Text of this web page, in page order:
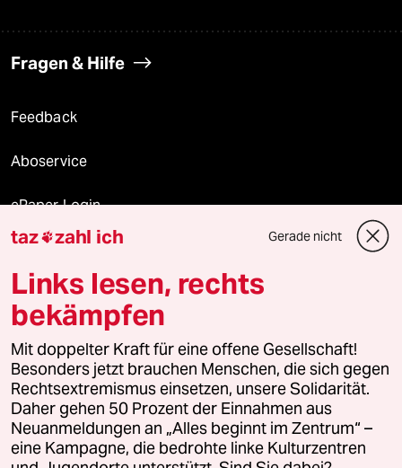
Fragen & Hilfe
Feedback
Aboservice
ePaper Login
Downloads für Abonnierende
© 2026 taz Verlags und Vertriebs GmbH
Alle Rechte vorbehalten. Bei rechtlichen Fragen oder für Genehmigungen
wenden Sie sich bitte an
lizenzen@taz.de
Feedback Redaktionsstatut Kommune-Richtlinien
Leitlinie Informant Datenschutz Impressum AGB
taz zahl ich Gerade nicht
Links lesen, rechts
bekämpfen
Mit doppelter Kraft für eine offene Gesellschaft!
Besonders jetzt brauchen Menschen, die sich gegen
Rechtsextremismus einsetzen, unsere Solidarität.
Daher gehen 50 Prozent der Einnahmen aus
Neuanmeldungen an „Alles beginnt im Zentrum“ –
eine Kampagne, die bedrohte linke Kulturzentren